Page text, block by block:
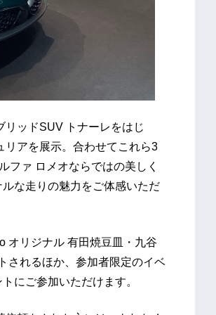
ッドSUV トナーレをはじ
リアを展示。合わせてこれら3
ファ ロメオならではの美しく
な走りの魅力をご体感いただ
オリジナル 有田焼豆皿・九谷
されるほか、参加者限定のイベ
にご参加いただけます。